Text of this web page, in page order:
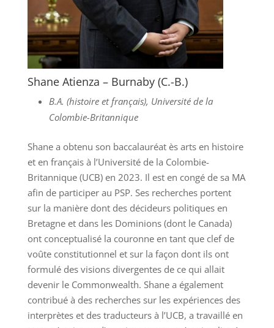
Shane Atienza – Burnaby (C.-B.)
B.A. (histoire et français), Université de la
Colombie-Britannique
Shane a obtenu son baccalauréat ès arts en histoire
et en français à l’Université de la Colombie-
Britannique (UCB) en 2023. Il est en congé de sa MA
afin de participer au PSP. Ses recherches portent
sur la manière dont des décideurs politiques en
Bretagne et dans les Dominions (dont le Canada)
ont conceptualisé la couronne en tant que clef de
voûte constitutionnel et sur la façon dont ils ont
formulé des visions divergentes de ce qui allait
devenir le Commonwealth. Shane a également
contribué à des recherches sur les expériences des
interprètes et des traducteurs à l’UCB, a travaillé en